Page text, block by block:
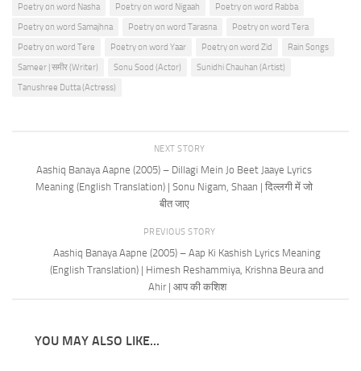
Poetry on word Nasha
Poetry on word Nigaah
Poetry on word Rabba
Poetry on word Samajhna
Poetry on word Tarasna
Poetry on word Tera
Poetry on word Tere
Poetry on word Yaar Poetry on word Zid
Rain Songs
Sameer | समीर (Writer)
Sonu Sood (Actor)
Sunidhi Chauhan (Artist)
Tanushree Dutta (Actress)
NEXT STORY
Aashiq Banaya Aapne (2005) – Dillagi Mein Jo Beet Jaaye Lyrics
Meaning (English Translation) | Sonu Nigam, Shaan | दिल्लगी में जो
बीत जाए
PREVIOUS STORY
Aashiq Banaya Aapne (2005) – Aap Ki Kashish Lyrics Meaning
(English Translation) | Himesh Reshammiya, Krishna Beura and
Ahir | आप की कशिश
YOU MAY ALSO LIKE...